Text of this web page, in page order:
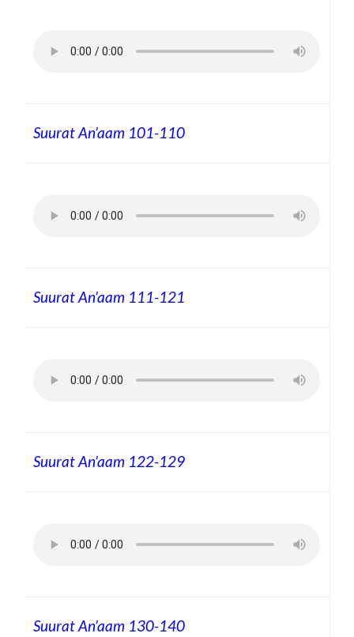
Suurat An’aam 101-110
Suurat An’aam 111-121
Suurat An’aam 122-129
Suurat An’aam 130-140